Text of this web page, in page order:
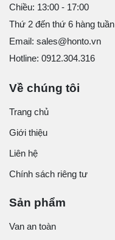
Chiều: 13:00 - 17:00
Thứ 2 đến thứ 6 hàng tuần
Email: sales@honto.vn
Hotline: 0912.304.316
Về chúng tôi
Trang chủ
Giới thiệu
Liên hệ
Chính sách riêng tư
Sản phẩm
Van an toàn